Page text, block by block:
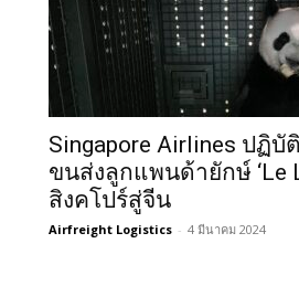
Singapore Airlines ปฏิบั
ขนส่งลูกแพนด้ายักษ์ ‘Le
สิงคโปร์สู่จีน
Airfreight Logistics - 4 มีนาคม 2024